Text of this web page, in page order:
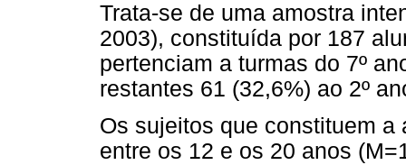
Trata-se de uma amostra
2003), constituída por 187
pertenciam a turmas do 7º
restantes 61 (32,6%) ao 2º
Os sujeitos que constituem
entre os 12 e os 20 anos